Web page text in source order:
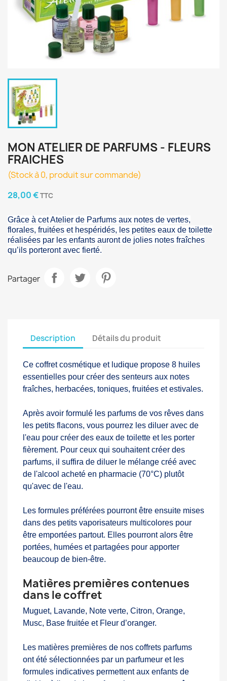
MON ATELIER DE PARFUMS - FLEURS
FRAICHES
(Stock à 0, produit sur commande)
28,00 €TTC
Grâce à cet Atelier de Parfums aux notes de vertes,
florales, fruitées et hespéridés, les petites eaux de toilette
réalisées par les enfants auront de jolies notes fraîches
qu’ils porteront avec fierté.
Partager
Description Détails du produit
Ce coffret cosmétique et ludique propose 8 huiles
essentielles pour créer des senteurs aux notes
fraîches, herbacées, toniques, fruitées et estivales.
Après avoir formulé les parfums de vos rêves dans
les petits flacons, vous pourrez les diluer avec de
l'eau pour créer des eaux de toilette et les porter
fièrement. Pour ceux qui souhaitent créer des
parfums, il suffira de diluer le mélange créé avec
de l'alcool acheté en pharmacie (70°C) plutôt
qu'avec de l'eau.
Les formules préférées pourront être ensuite mises
dans des petits vaporisateurs multicolores pour
être emportées partout. Elles pourront alors être
portées, humées et partagées pour apporter
beaucoup de bien-être.
Matières premières contenues
dans le coffret
Muguet, Lavande, Note verte, Citron, Orange,
Musc, Base fruitée et Fleur d’oranger.
Les matières premières de nos coffrets parfums
ont été sélectionnées par un parfumeur et les
formules indicatives permettent aux enfants de